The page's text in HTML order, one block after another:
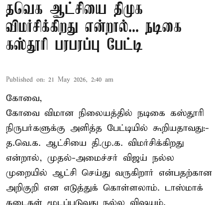
தவெக ஆட்சியை திமுக
விமர்சிக்கிறது என்றால்... நடிகை
கஸ்தூரி பரபரப்பு பேட்டி
Published on: 21 May 2026, 2:40 am
கோவை,
கோவை விமான நிலையத்தில் நடிகை கஸ்தூரி
நிருபர்களுக்கு அளித்த பேட்டியில் கூறியதாவது:-
த.வெ.க. ஆட்சியை தி.மு.க. விமர்சிக்கிறது
என்றால், முதல்-அமைச்சர் விஜய் நல்ல
முறையில் ஆட்சி செய்து வருகிறார் என்பதற்கான
அறிகுறி என எடுத்துக் கொள்ளலாம். டாஸ்மாக்
கடைகள் மூடப்படுவது நல்ல விஷயம்.